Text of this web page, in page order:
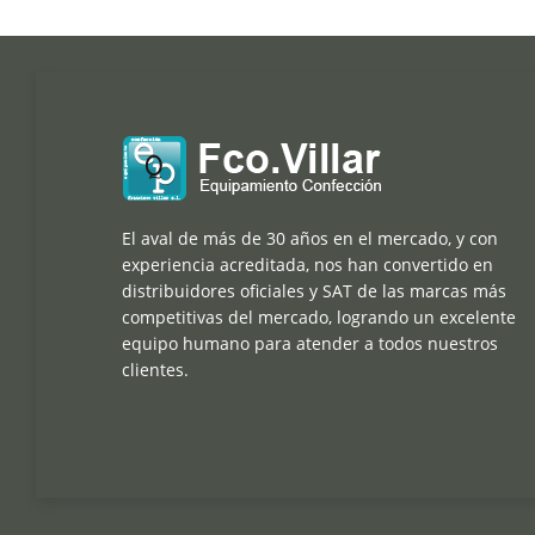
El aval de más de 30 años en el mercado, y con
experiencia acreditada, nos han convertido en
distribuidores oficiales y SAT de las marcas más
competitivas del mercado, logrando un excelente
equipo humano para atender a todos nuestros
clientes.